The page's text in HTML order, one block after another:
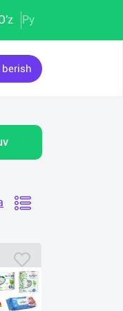
Ру
berish